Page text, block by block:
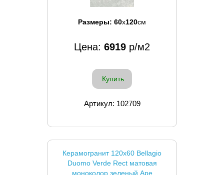
Размеры: 60x120см
Цена: 6919 р/м2
Купить
Артикул: 102709
Керамогранит 120x60 Bellagio
Duomo Verde Rect матовая
моноколор зеленый Ape